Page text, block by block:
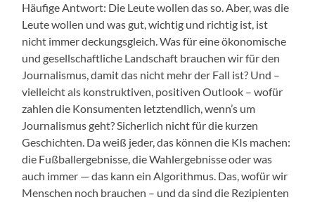
Häufige Antwort: Die Leute wollen das so. Aber, was die
Leute wollen und was gut, wichtig und richtig ist, ist
nicht immer deckungsgleich. Was für eine ökonomische
und gesellschaftliche Landschaft brauchen wir für den
Journalismus, damit das nicht mehr der Fall ist? Und –
vielleicht als konstruktiven, positiven Outlook – wofür
zahlen die Konsumenten letztendlich, wenn’s um
Journalismus geht? Sicherlich nicht für die kurzen
Geschichten. Da weiß jeder, das können die KIs machen:
die Fußballergebnisse, die Wahlergebnisse oder was
auch immer — das kann ein Algorithmus. Das, wofür wir
Menschen noch brauchen – und da sind die Rezipienten